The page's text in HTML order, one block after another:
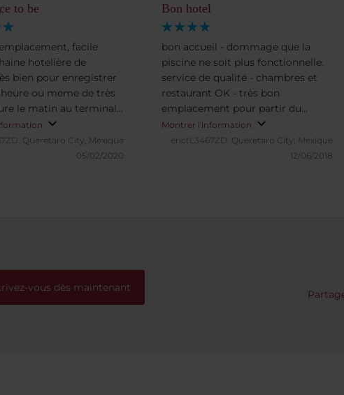
to be
facile
hotelière de
bien pour enregistrer
ou meme de très
le matin au terminal
variée et de bonne
petit dejeuner a partir
matin - prix trop élevé
Queretaro City, Mexique
05/02/2020
Bon hotel
bon accueil - dommage que la
piscine ne soit plus fonctionnelle.
service de qualité - chambres et
restaurant OK - très bon
emplacement pour partir du
terminal 2 ou prendre l'aérotrain
pour aller eu terminal 1
Montrer l'information
erictL3467ZD. Queretaro City, Mexique
12/06/2018
vous dès maintenant